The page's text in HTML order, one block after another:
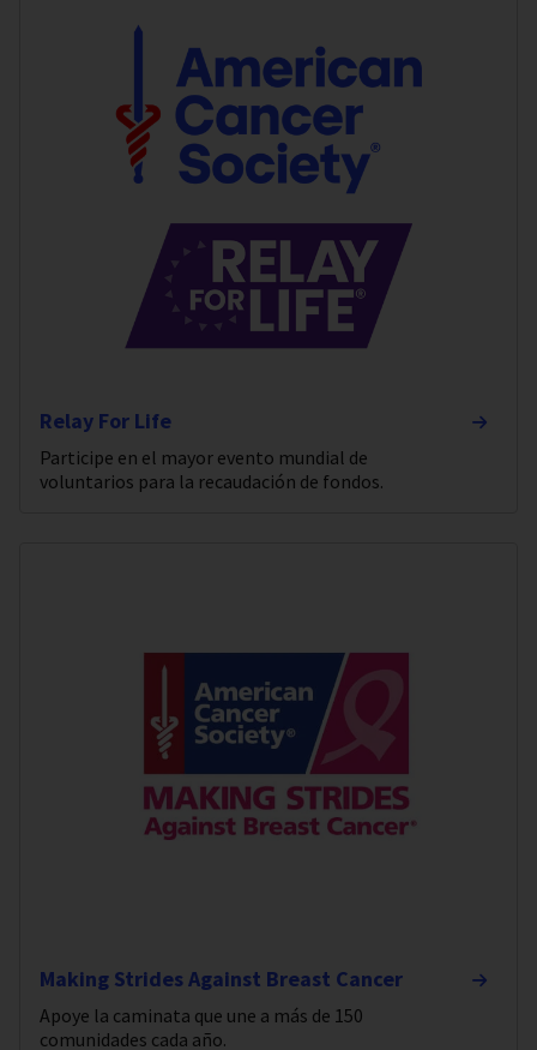
Relay For Life
Participe en el mayor evento mundial de
voluntarios para la recaudación de fondos.
Making Strides Against Breast Cancer
Apoye la caminata que une a más de 150
comunidades cada año.